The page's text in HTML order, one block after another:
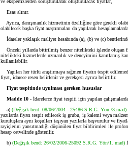
ve ekspertizlerden soruşturularak oluşturulacak fiyatlar,
Esas alınır.
Ayrıca, danışmanlık hizmetinin özelliğine göre gerekli
olabilecek başka fiyat araştırmaları da yapılarak
İdareler yaklaşık maliyet hesabında (a), (b) ve (c)
Önceki yıllarda bitirilmiş benzer nitelikteki işlerde oluşan
nitelikteki hizmetlerde uzmanlık ve deneyimini kanıtlamış
kullanılabilir.
Yapılan her türlü araştırmaya rağmen fiyatın tespit
fiyat, idarece resen belirlenir ve gerekçesi ayrıca belirtilir.
Fiyat tespitinde uyulması gereken hususlar
Madde 10 - İdarelerce fiyat tespiti için yapılan
a) (Değişik bent: 08/06/2004 - 25486 S.R.G. Yön./3.mad)
yazılarda fiyatı tespit edilecek iş grubu, iş kalemi veya
kuruluşlara aynı koşulları taşıyan yazılarla başvurulur ve
rayiçlerini yansıtmadığı düşünülen fiyat bildirimleri ile
hesap cetvelinde gösterilir.
b) (Değişik bend: 26/02/2006-25092 S.R.G. Yön/1. mad)